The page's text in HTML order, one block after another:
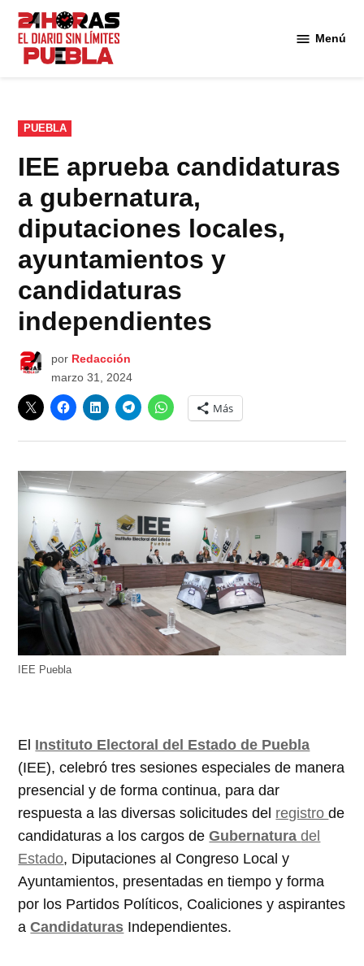
Saltar
contenido
Menú
PUBLICADO
EN
PUEBLA
IEE aprueba candidaturas
a gubernatura,
diputaciones locales,
ayuntamientos y
candidaturas
independientes
por Redacción
marzo 31, 2024
Más
IEE Puebla
El Instituto Electoral del Estado de Puebla
(IEE), celebró tres sesiones especiales de manera
presencial y de forma continua, para dar
respuesta a las diversas solicitudes del registrode
candidaturas a los cargos deGubernaturadel
Estado, Diputaciones al Congreso Local y
Ayuntamientos, presentadas en tiempo y forma
por los Partidos Políticos, Coaliciones y aspirantes
aCandidaturas Independientes.